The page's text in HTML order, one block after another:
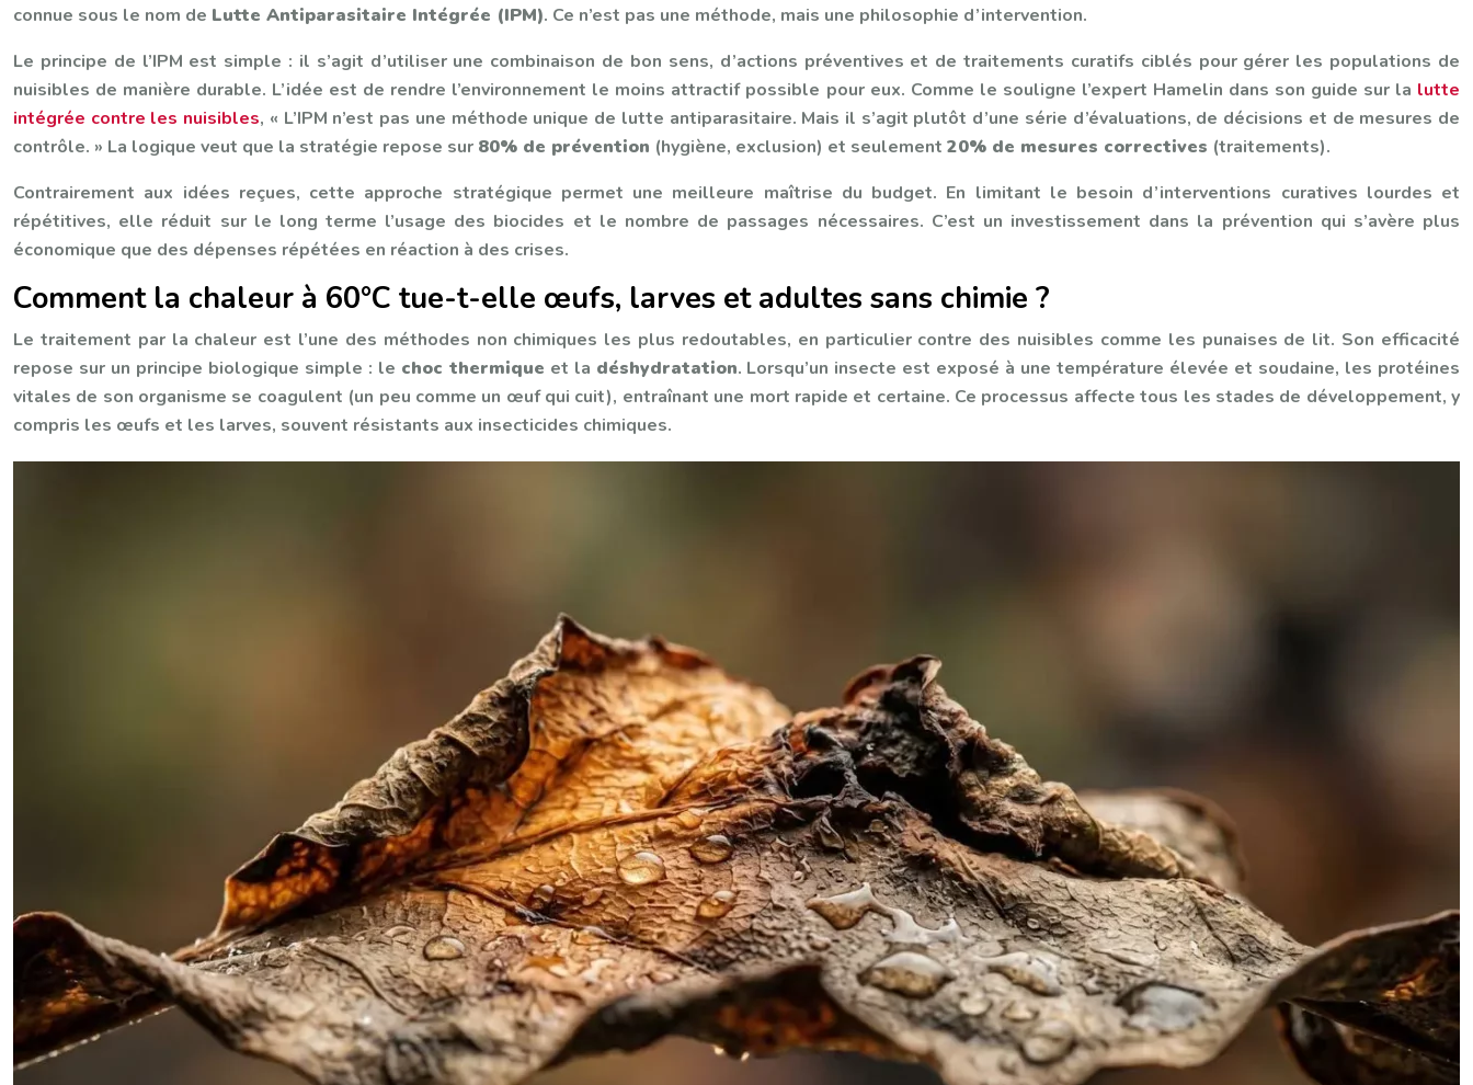
connue sous le nom de Lutte Antiparasitaire Intégrée (IPM). Ce n’est pas une méthode, mais une philosophie d’intervention.
Le principe de l’IPM est simple : il s’agit d’utiliser une combinaison de bon sens, d’actions préventives et de traitements curatifs ciblés pour gérer les populations de
nuisibles de manière durable. L’idée est de rendre l’environnement le moins attractif possible pour eux. Comme le souligne l’expert Hamelin dans son guide sur la lutte
intégrée contre les nuisibles, « L’IPM n’est pas une méthode unique de lutte antiparasitaire. Mais il s’agit plutôt d’une série d’évaluations, de décisions et de mesures de
contrôle. » La logique veut que la stratégie repose sur 80% de prévention (hygiène, exclusion) et seulement 20% de mesures correctives (traitements).
Contrairement aux idées reçues, cette approche stratégique permet une meilleure maîtrise du budget. En limitant le besoin d’interventions curatives lourdes et
répétitives, elle réduit sur le long terme l’usage des biocides et le nombre de passages nécessaires. C’est un investissement dans la prévention qui s’avère plus
économique que des dépenses répétées en réaction à des crises.
Comment la chaleur à 60°C tue-t-elle œufs, larves et adultes sans chimie ?
Le traitement par la chaleur est l’une des méthodes non chimiques les plus redoutables, en particulier contre des nuisibles comme les punaises de lit. Son efficacité
repose sur un principe biologique simple : le choc thermique et la déshydratation. Lorsqu’un insecte est exposé à une température élevée et soudaine, les protéines
vitales de son organisme se coagulent (un peu comme un œuf qui cuit), entraînant une mort rapide et certaine. Ce processus affecte tous les stades de développement, y
compris les œufs et les larves, souvent résistants aux insecticides chimiques.